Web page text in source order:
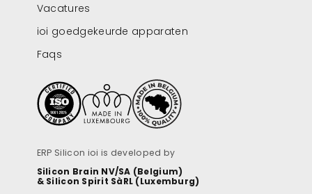
Vacatures
ioi goedgekeurde apparaten
Faqs
ERP Silicon ioi is developed by
Silicon Brain NV/SA (Belgium)
& Silicon Spirit SàRL (Luxemburg)